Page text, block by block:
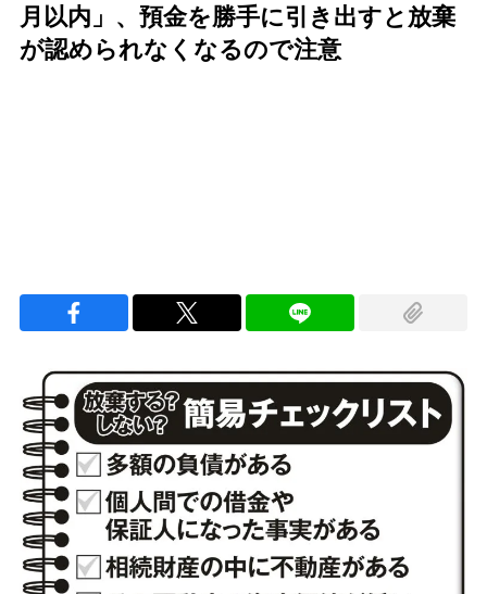
月以内」、預金を勝手に引き出すと放棄
が認められなくなるので注意